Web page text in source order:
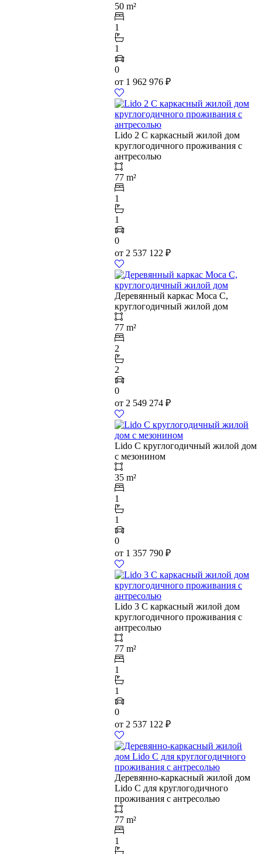
50 m²
1
1
0
от 1 962 976 ₽
Lido 2 C каркасный жилой дом
круглогодичного проживания с
антресолью
77 m²
1
1
0
от 2 537 122 ₽
Деревянный каркас Moca C,
круглогодичный жилой дом
77 m²
2
2
0
от 2 549 274 ₽
Lido C круглогодичный жилой дом
с мезонином
35 m²
1
1
0
от 1 357 790 ₽
Lido 3 C каркасный жилой дом
круглогодичного проживания с
антресолью
77 m²
1
1
0
от 2 537 122 ₽
Деревянно-каркасный жилой дом
Lido C для круглогодичного
проживания с антресолью
77 m²
1